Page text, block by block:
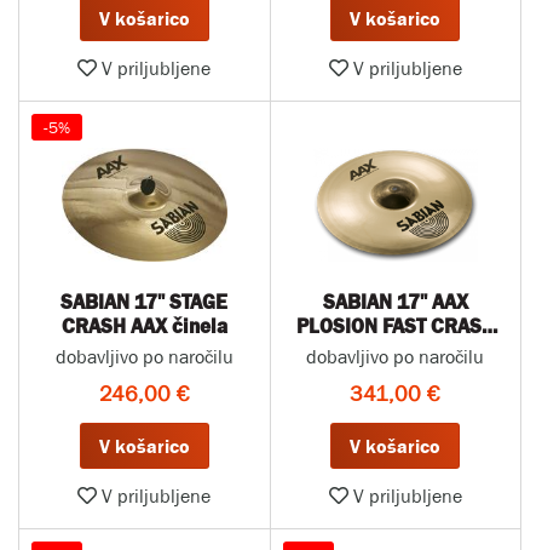
V košarico
V priljubljene
V košarico
V priljubljene
SABIAN 17" STAGE
CRASH AAX činela
dobavljivo po naročilu
246,00 €
V košarico
V priljubljene
-5%
SABIAN 17" AAX
PLOSION FAST CRASH
činela
dobavljivo po naročilu
341,00 €
V košarico
V priljubljene